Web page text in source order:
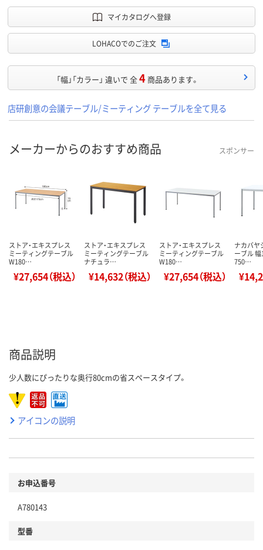
マイカタログへ登録
LOHACOでのご注文
「幅」「カラー」 違いで 全4 商品あります。
店研創意の会議テーブル/ミーティング テーブルを全て見る
メーカーからのおすすめ商品 スポンサー
ストア・エキスプレス
ミーティングテーブル
W180…
¥27,654（税込）
ストア・エキスプレス
ミーティングテーブル
ナチュラ…
¥14,632（税込）
ストア・エキスプレス
ミーティングテーブル
W180…
¥27,654（税込）
ナカバヤ
ーブル
750…
商品説明
少人数にぴったりな奥行80cmの省スペースタイプ。
アイコンの説明
お申込番号
A780143
型番